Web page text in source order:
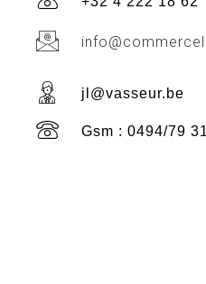
jl@vasseur.be
Gsm : 0494/79